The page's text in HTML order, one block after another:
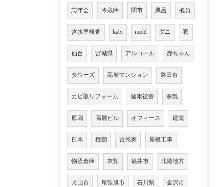
忘年会 冷蔵庫 関市 風呂 抱負
含水率検査 kabi mold ダニ 家
仙台 宮城県 アルコール 赤ちゃん
タワーズ 高層マンション 磐田市
カビ取リフォーム 健康被害 寒気
原因 高層ビル オフィース 建築
日本 種類 古民家 屋根工事
物流倉庫 衣類 福井市 北陸地方
犬山市 尾張旭市 石川県 金沢市